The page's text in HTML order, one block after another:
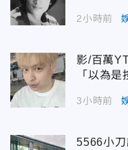
2小時前
影/百萬
「以為
3小時前
5566小